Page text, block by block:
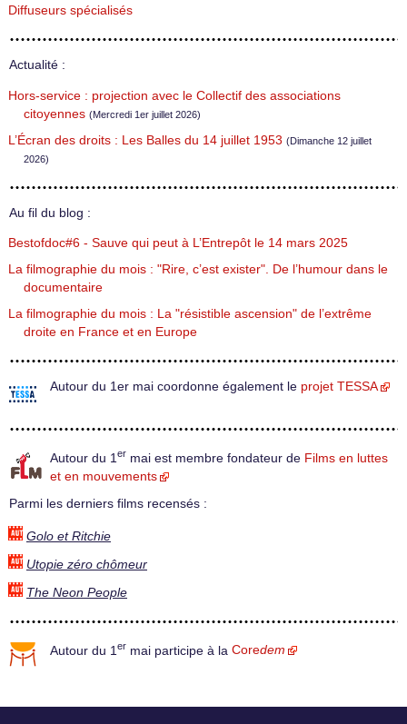
Diffuseurs spécialisés
Actualité :
Hors-service : projection avec le Collectif des associations
citoyennes (Mercredi 1er juillet 2026)
L’Écran des droits : Les Balles du 14 juillet 1953 (Dimanche 12 juillet
2026)
Au fil du blog :
Bestofdoc#6 - Sauve qui peut à L’Entrepôt le 14 mars 2025
La filmographie du mois : "Rire, c’est exister". De l’humour dans le
documentaire
La filmographie du mois : La "résistible ascension" de l’extrême
droite en France et en Europe
Autour du 1er mai coordonne également le projet TESSA
Autour du 1 er mai est membre fondateur de Films en luttes
et en mouvements
Parmi les derniers films recensés :
Golo et Ritchie
Utopie zéro chômeur
The Neon People
Autour du 1 er mai participe à la Coredem